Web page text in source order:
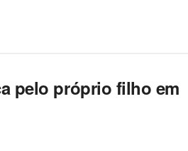
pelo próprio filho em